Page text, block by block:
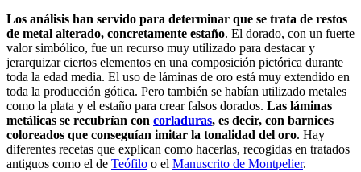
Los análisis han servido para determinar que se trata de restos
de metal alterado, concretamente estaño. El dorado, con un fuerte
valor simbólico, fue un recurso muy utilizado para destacar y
jerarquizar ciertos elementos en una composición pictórica durante
toda la edad media. El uso de láminas de oro está muy extendido en
toda la producción gótica. Pero también se habían utilizado metales
como la plata y el estaño para crear falsos dorados. Las láminas
metálicas se recubrían con corladuras, es decir, con barnices
coloreados que conseguían imitar la tonalidad del oro. Hay
diferentes recetas que explican como hacerlas, recogidas en tratados
antiguos como el de Teófilo o el Manuscrito de Montpelier.